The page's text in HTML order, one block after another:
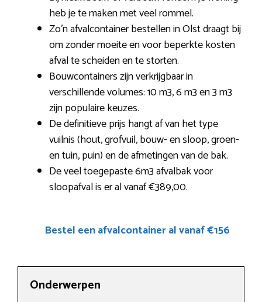
heb je te maken met veel rommel.
Zo’n afvalcontainer bestellen in Olst draagt bij
om zonder moeite en voor beperkte kosten
afval te scheiden en te storten.
Bouwcontainers zijn verkrijgbaar in
verschillende volumes: 10 m3, 6 m3 en 3 m3
zijn populaire keuzes.
De definitieve prijs hangt af van het type
vuilnis (hout, grofvuil, bouw- en sloop, groen-
en tuin, puin) en de afmetingen van de bak.
De veel toegepaste 6m3 afvalbak voor
sloopafval is er al vanaf €389,00.
Bestel een afvalcontainer al vanaf €156
Onderwerpen